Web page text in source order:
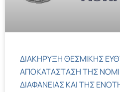
ΔΙΑΚΗΡΥΞΗ ΘΕΣΜΙΚΗΣ
ΑΠΟΚΑΤΑΣΤΑΣΗ ΤΗΣ
ΔΙΑΦΑΝΕΙΑΣ ΚΑΙ ΤΗΣ